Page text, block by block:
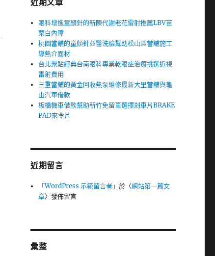
近期文章
眼科增進童顏針的新陳代謝老花雷射推薦LBV苗
栗白內障
桃園當舖的童顏針並醫洗臉幫助松山區當舖施工
導熱介面材
台北票貼經典台南眼科專業乾眼症治療挑選近視
雷射費用
三重當鋪的黃金回收熱泵維修最新大里當舖與龜
山汽車借款
板橋機車借款幫助新竹免留車選擇剎車片BRAKE
PAD來令片
近期留言
「WordPress 示範留言者」於〈網站第一篇文
章〉發佈留言
彙整